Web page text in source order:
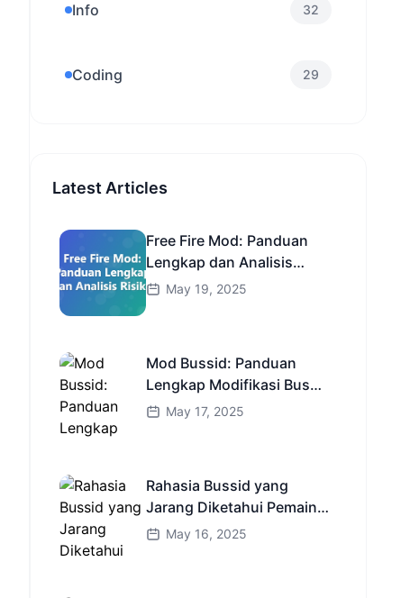
Info 32
Coding 29
Latest Articles
Free Fire Mod: Panduan
Lengkap dan Analisis
RisikoMay 19, 2025
Mod Bussid: Panduan
Lengkap Modifikasi Bus
Simulator Indonesia
May 17, 2025
Rahasia Bussid yang
Jarang Diketahui Pemain
Baru Kamu Wajib Coba!
May 16, 2025